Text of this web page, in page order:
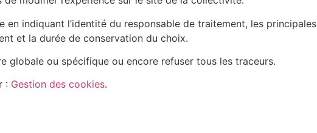
en indiquant l’identité du responsable de traitement, les principales
et la durée de conservation du choix.
globale ou spécifique ou encore refuser tous les traceurs.
: Gestion des cookies.